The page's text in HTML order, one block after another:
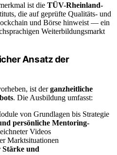
ist die TÜV-Rheinland-
die auf geprüfte Qualitäts- und
und Börse hinweist — ein
Weiterbildungsmarkt
Ansatz der
ist derganzheitliche
. Die Ausbildung umfasst:
von Grundlagen bis Strategie
persönliche Mentoring-
Videos
Marktsituationen
Stärke und